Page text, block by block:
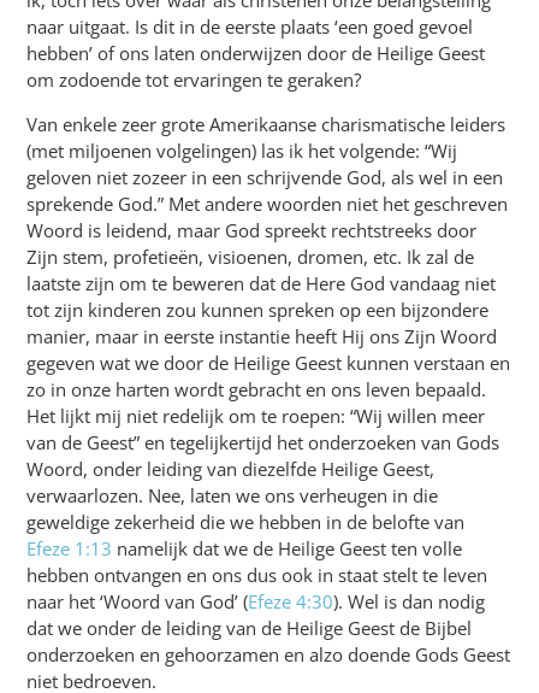
naar uitgaat. Is dit in de eerste plaats ‘een goed gevoel
hebben’ of ons laten onderwijzen door de Heilige Geest
om zodoende tot ervaringen te geraken?
Van enkele zeer grote Amerikaanse charismatische leiders
(met miljoenen volgelingen) las ik het volgende: “Wij
geloven niet zozeer in een schrijvende God, als wel in een
sprekende God.” Met andere woorden niet het geschreven
Woord is leidend, maar God spreekt rechtstreeks door
Zijn stem, profetieën, visioenen, dromen, etc. Ik zal de
laatste zijn om te beweren dat de Here God vandaag niet
tot zijn kinderen zou kunnen spreken op een bijzondere
manier, maar in eerste instantie heeft Hij ons Zijn Woord
gegeven wat we door de Heilige Geest kunnen verstaan en
zo in onze harten wordt gebracht en ons leven bepaald.
Het lijkt mij niet redelijk om te roepen: “Wij willen meer
van de Geest” en tegelijkertijd het onderzoeken van Gods
Woord, onder leiding van diezelfde Heilige Geest,
verwaarlozen. Nee, laten we ons verheugen in die
geweldige zekerheid die we hebben in de belofte van
Efeze 1:13 namelijk dat we de Heilige Geest ten volle
hebben ontvangen en ons dus ook in staat stelt te leven
naar het ‘Woord van God’ (Efeze 4:30). Wel is dan nodig
dat we onder de leiding van de Heilige Geest de Bijbel
onderzoeken en gehoorzamen en alzo doende Gods Geest
niet bedroeven.